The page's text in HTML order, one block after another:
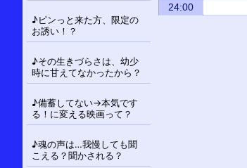
24:00
♪ピンっと来た方、限定の
お誘い！？
♪その生きづらさは、幼少
時に甘えてなかったから？
♪備蓄してない→本気です
る！に変える映画って？
♪魂の声は…我慢しても聞
こえる？聞かされる？